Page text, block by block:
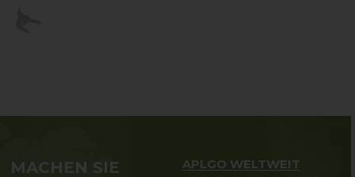
MACHEN SIE
APLGO WELTWEIT